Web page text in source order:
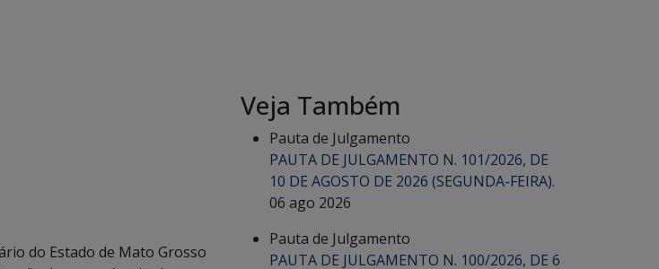
do Estado de Mato Grosso
Veja Também
Pauta de Julgamento
PAUTA DE JULGAMENTO N. 101/2026, DE
10 DE AGOSTO DE 2026 (SEGUNDA-FEIRA).
06 ago 2026
Pauta de Julgamento
PAUTA DE JULGAMENTO N. 100/2026, DE 6